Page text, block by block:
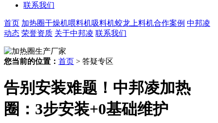
联系我们
首页 加热圈干燥机喂料机吸料机蛟龙上料机合作案例 中邦凌
动态 荣誉资质 关于中邦凌 联系我们
您当前的位置： 首页 > 答疑专区
告别安装难题！中邦凌加热
圈：3步安装+0基础维护